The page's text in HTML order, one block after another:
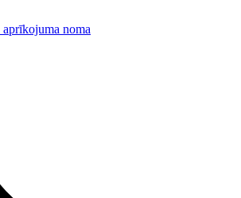
aprīkojuma noma